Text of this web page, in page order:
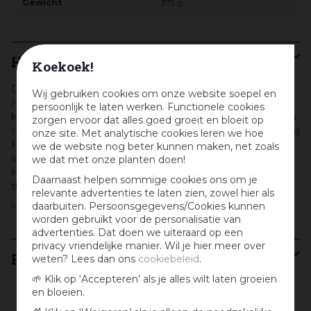
Koekoek!
Wij gebruiken cookies om onze website soepel en
persoonlijk te laten werken. Functionele cookies
zorgen ervoor dat alles goed groeit en bloeit op
onze site. Met analytische cookies leren we hoe
we de website nog beter kunnen maken, net zoals
we dat met onze planten doen!
Daarnaast helpen sommige cookies ons om je
relevante advertenties te laten zien, zowel hier als
daarbuiten. Persoonsgegevens/Cookies kunnen
worden gebruikt voor de personalisatie van
advertenties. Dat doen we uiteraard op een
privacy vriendelijke manier. Wil je hier meer over
weten? Lees dan ons cookiebeleid.
🌱 Klik op ‘Accepteren’ als je alles wilt laten groeien
en bloeien.
Gewicht 375 g
Hartman
Denk je aan samen buiten zijn, dan denk je aan
Hartman! Dit Nederlandse merk combineert comfort,
kwaliteit en design in al haar producten. Of het nu gaat om
tuinstoelen,tuintafels,tuintafelsetsof mooieloungesets
, bij
Hartman zit je goed. Kom langs in onze tuinmeubel
showroom in Amsterdam, of shop de tuinmeubelen van
Hartman eenvoudig online en laat ze voordelig
thuisbezorgen.
Hartman
Recensies